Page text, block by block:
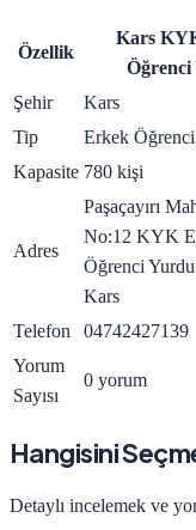
Özellik
Kars
Şehir
Kars
Tip
Erkek
Kapasite 780 kişi
Adres
Paşaçayırı
No:12 KYK
Öğrenci
Kars
Telefon 04742427139
Yorum
Sayısı
0 yorum
Hangisini
Detaylı incelemek ve